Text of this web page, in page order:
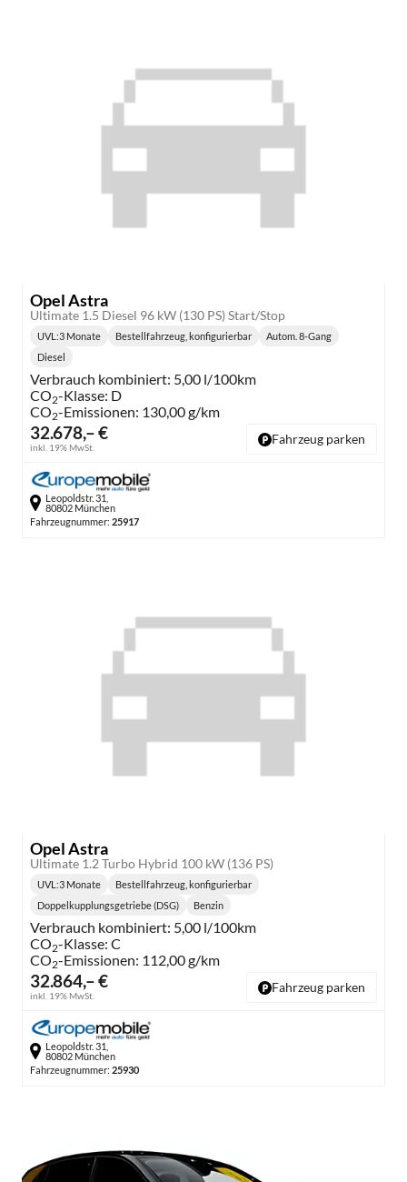
Opel Astra
Ultimate 1.5 Diesel 96 kW (130 PS) Start/Stop
32.678,– €
inkl. 19% MwSt.
UVL :3 Monate Bestellfahrzeug, konfigurierbar
Getriebe:
Autom. 8-Gang
Diesel
Verbrauch kombiniert: 5,00 l/100km
CO2-Klasse: D
CO2-Emissionen: 130,00 g/km
Fahrzeug parken
Leopoldstr. 31,
80802 München
Fahrzeugnummer: 25917
Opel Astra
Ultimate 1.2 Turbo Hybrid 100 kW (136 PS)
32.864,– €
inkl. 19% MwSt.
UVL :3 Monate Bestellfahrzeug, konfigurierbar
Getriebe:
Doppelkupplungsgetriebe (DSG) Benzin
Verbrauch kombiniert: 5,00 l/100km
CO2-Klasse: C
CO2-Emissionen: 112,00 g/km
Fahrzeug parken
Leopoldstr. 31,
80802 München
Fahrzeugnummer: 25930